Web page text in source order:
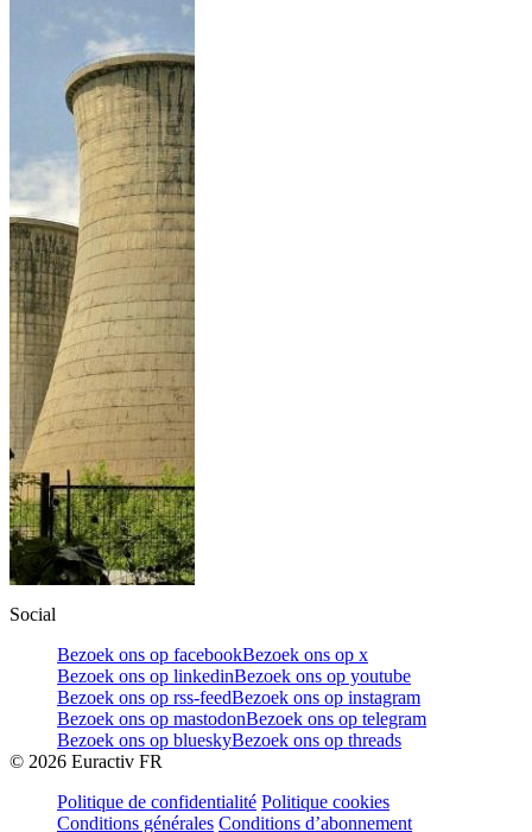
Social
Bezoek ons op facebookBezoek ons op x
Bezoek ons op linkedinBezoek ons op youtube
Bezoek ons op rss-feedBezoek ons op instagram
Bezoek ons op mastodonBezoek ons op telegram
Bezoek ons op blueskyBezoek ons op threads
© 2026 Euractiv FR
Politique de confidentialité Politique cookies
Conditions générales Conditions d’abonnement